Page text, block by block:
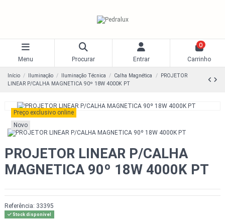
Menu Procurar Entrar
0
Carrinho
Início Iluminação Iluminação Técnica Calha Magnética
PROJETOR
LINEAR P/CALHA MAGNETICA 90º 18W 4000K PT
Preço exclusivo online
Novo
PROJETOR LINEAR P/CALHA
MAGNETICA 90º 18W 4000K PT
Referência: 33395
Stock disponível